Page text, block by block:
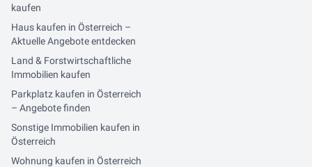
kaufen
Haus kaufen in Österreich –
Aktuelle Angebote entdecken
Land & Forstwirtschaftliche
Immobilien kaufen
Parkplatz kaufen in Österreich
– Angebote finden
Sonstige Immobilien kaufen in
Österreich
Wohnung kaufen in Österreich